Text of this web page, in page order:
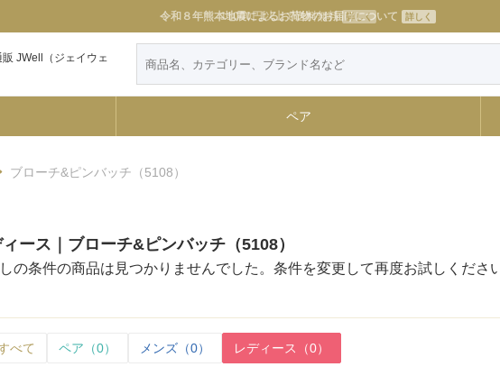
11000円以上で送料無料 詳しく
JWell（ジェイウェ
ペア
ブローチ&ピンバッチ（5108）
ィース｜ブローチ&ピンバッチ（5108）
の条件の商品は見つかりませんでした。条件を変更して再度お試しくださ
べて ペア（0） メンズ（0） レディース（0）